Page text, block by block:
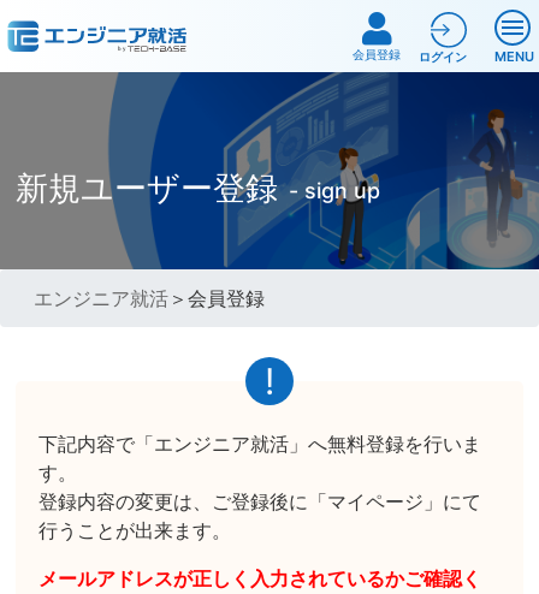
MENU
会員登録 ログイン
新規ユーザー登録 - sign up
エンジニア就活 ＞会員登録
下記内容で「エンジニア就活」へ無料登録を行いま
す。
登録内容の変更は、ご登録後に「マイページ」にて
行うことが出来ます。
メールアドレスが正しく入力されているかご確認く